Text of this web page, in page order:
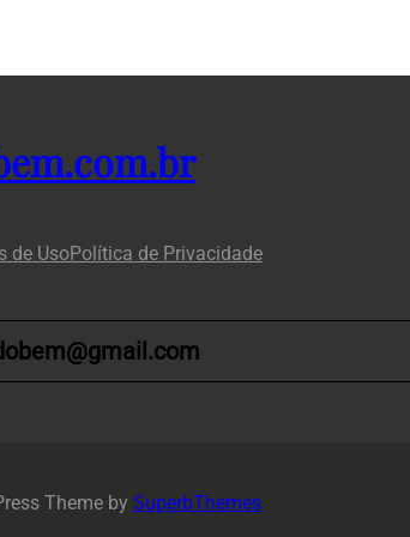
de UsoPolítica de Privacidade
Theme by SuperbThemes